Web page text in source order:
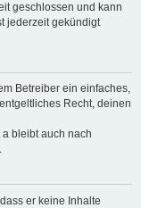
geschlossen und kann
jederzeit gekündigt
Betreiber ein einfaches,
Recht, deinen
bleibt auch nach
er keine Inhalte